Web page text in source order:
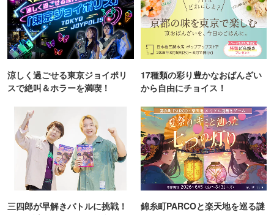
涼しく過ごせる東京ジョイポリ
スで絶叫＆ホラーを満喫！
17種類の彩り豊かなおばんざい
から自由にチョイス！
三四郎が早解きバトルに挑戦！
錦糸町PARCOと楽天地を巡る謎